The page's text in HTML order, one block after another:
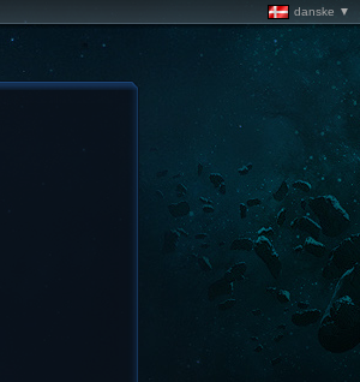
danske ▼